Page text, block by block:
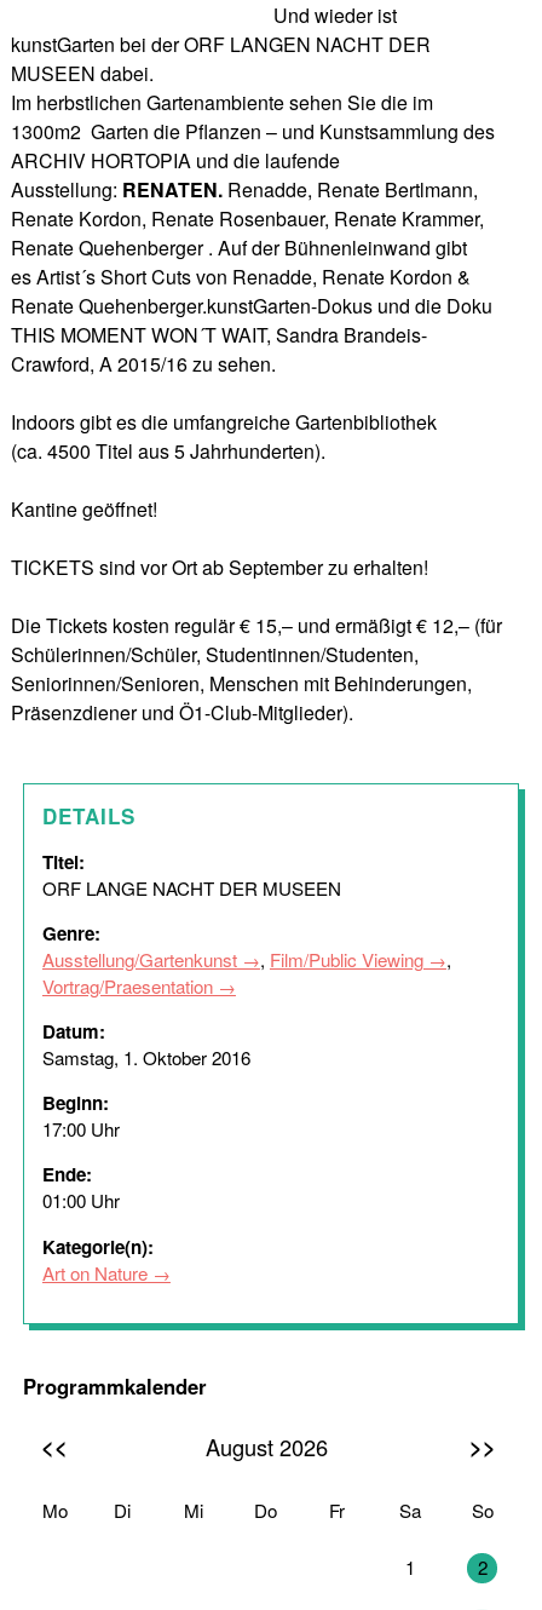
Und wieder ist
kunstGarten bei der ORF LANGEN NACHT DER
MUSEEN dabei.
Im herbstlichen Gartenambiente sehen Sie die im
1300m2 Garten die Pflanzen – und Kunstsammlung des
ARCHIV HORTOPIA und die laufende
Ausstellung: RENATEN.Renadde, Renate Bertlmann,
Renate Kordon, Renate Rosenbauer, Renate Krammer,
Renate Quehenberger . Auf der Bühnenleinwand gibt
es Artist´s Short Cuts von Renadde, Renate Kordon &
Renate Quehenberger.kunstGarten-Dokus und die Doku
THIS MOMENT WON´T WAIT, Sandra Brandeis-
Crawford, A 2015/16 zu sehen.
Indoors gibt es die umfangreiche Gartenbibliothek
(ca. 4500 Titel aus 5 Jahrhunderten).
Kantine geöffnet!
TICKETS sind vor Ort ab September zu erhalten!
Die Tickets kosten regulär € 15,– und ermäßigt € 12,– (für
Schülerinnen/Schüler, Studentinnen/Studenten,
Seniorinnen/Senioren, Menschen mit Behinderungen,
Präsenzdiener und Ö1-Club-Mitglieder).
DETAILS
Titel:
ORF LANGE NACHT DER MUSEEN
Genre:
Ausstellung/Gartenkunst , Film/Public Viewing
,
Vortrag/Praesentation
Datum:
Samstag, 1. Oktober 2016
Beginn:
17:00 Uhr
Ende:
01:00 Uhr
Kategorie(n):
Art on Nature
Programmkalender
<< August 2026 >>
Mo Di Mi Do Fr Sa So
1 2